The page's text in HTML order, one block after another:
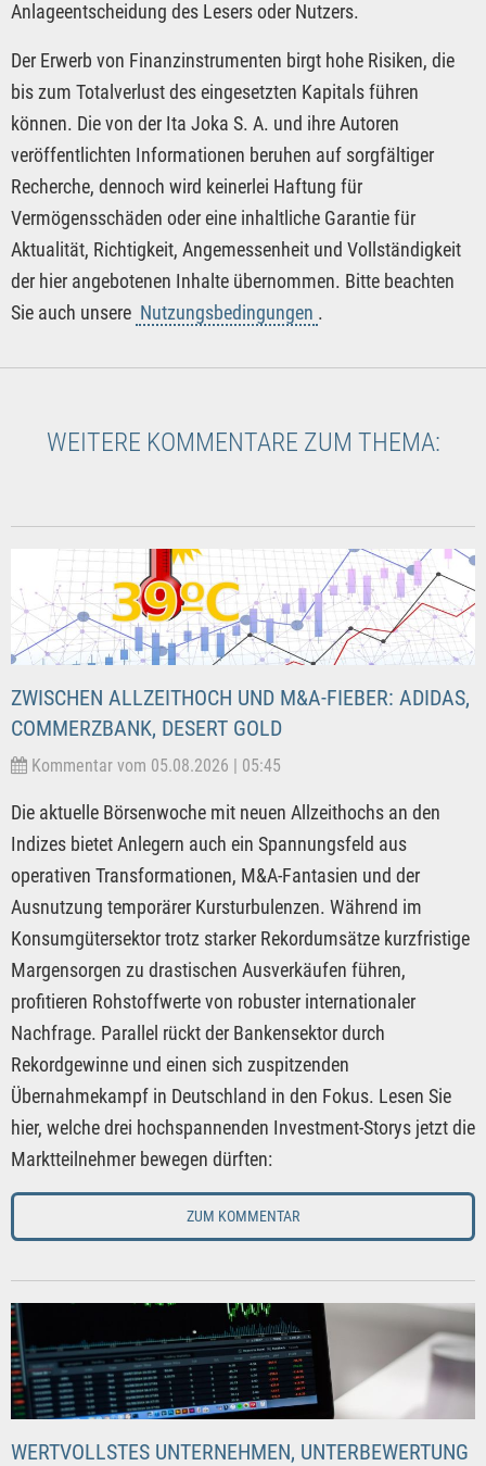
Anlageentscheidung des Lesers oder Nutzers.
Der Erwerb von Finanzinstrumenten birgt hohe Risiken, die
bis zum Totalverlust des eingesetzten Kapitals führen
können. Die von der Ita Joka S. A. und ihre Autoren
veröffentlichten Informationen beruhen auf sorgfältiger
Recherche, dennoch wird keinerlei Haftung für
Vermögensschäden oder eine inhaltliche Garantie für
Aktualität, Richtigkeit, Angemessenheit und Vollständigkeit
der hier angebotenen Inhalte übernommen. Bitte beachten
Sie auch unsere Nutzungsbedingungen .
WEITERE KOMMENTARE ZUM THEMA:
ZWISCHEN ALLZEITHOCH UND M&A-FIEBER: ADIDAS,
COMMERZBANK, DESERT GOLD
Kommentar vom 05.08.2026 | 05:45
Die aktuelle Börsenwoche mit neuen Allzeithochs an den
Indizes bietet Anlegern auch ein Spannungsfeld aus
operativen Transformationen, M&A-Fantasien und der
Ausnutzung temporärer Kursturbulenzen. Während im
Konsumgütersektor trotz starker Rekordumsätze kurzfristige
Margensorgen zu drastischen Ausverkäufen führen,
profitieren Rohstoffwerte von robuster internationaler
Nachfrage. Parallel rückt der Bankensektor durch
Rekordgewinne und einen sich zuspitzenden
Übernahmekampf in Deutschland in den Fokus. Lesen Sie
hier, welche drei hochspannenden Investment-Storys jetzt die
Marktteilnehmer bewegen dürften:
ZUM KOMMENTAR
WERTVOLLSTES UNTERNEHMEN, UNTERBEWERTUNG